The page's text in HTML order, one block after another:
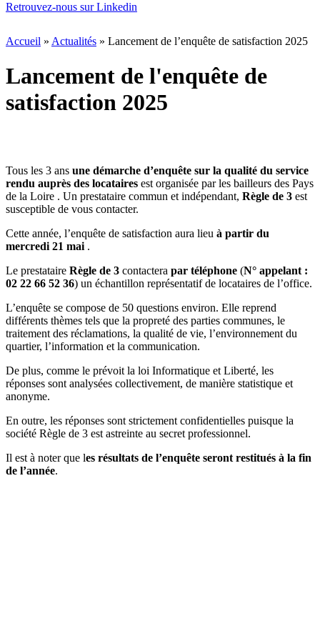
Retrouvez-nous surLinkedin
Accueil » Actualités » Lancement de l’enquête de satisfaction 2025
Lancement de l'enquête de
satisfaction 2025
Tous les 3 ans une démarche d’enquête sur la qualité du service
rendu auprès des locataires est organisée par les bailleurs des Pays
de la Loire . Un prestataire commun et indépendant, Règle de 3 est
susceptible de vous contacter.
Cette année, l’enquête de satisfaction aura lieu à partir du
mercredi 21 mai .
Le prestataire Règle de 3 contactera par téléphone (N° appelant :
02 22 66 52 36) un échantillon représentatif de locataires de l’office.
L’enquête se compose de 50 questions environ. Elle reprend
différents thèmes tels que la propreté des parties communes, le
traitement des réclamations, la qualité de vie, l’environnement du
quartier, l’information et la communication.
De plus, comme le prévoit la loi Informatique et Liberté, les
réponses sont analysées collectivement, de manière statistique et
anonyme.
En outre, les réponses sont strictement confidentielles puisque la
société Règle de 3 est astreinte au secret professionnel.
Il est à noter que les résultats de l’enquête seront restitués à la fin
de l’année.